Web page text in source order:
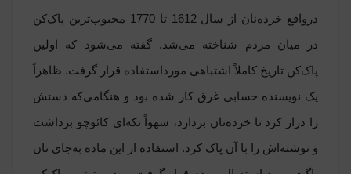
درواقع خرده‌نان از سال 1612 تا 1770 محبوب‌ترین پاک‌کن
در میان مردم شناخته می‌شد. گفته می‌شود که اولین
پاک‌کن تاریخ کاملاً اشتباهی مورداستفاده قرار گرفت. ظاهراً
یک نویسنده حسابی غرق کار شده بود و هنگامی‌که دستش
را دراز کرد تا خرده‌نان بردارد، سهواً تکه‌ای کائوچو برداشت
و نوشته‌اش را با آن پاک کرد. استفاده از این ماده به‌جای نان